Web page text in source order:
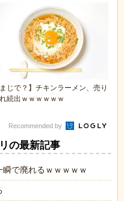
まじで？】チキンラーメン、売り
続出ｗｗｗｗｗｗ
Recommended by
の最新記事
瞬で廃れるｗｗｗｗｗ